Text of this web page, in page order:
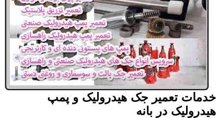
خدمات تعمیر جک هیدرولیک و پمپ
هیدرولیک در بانه